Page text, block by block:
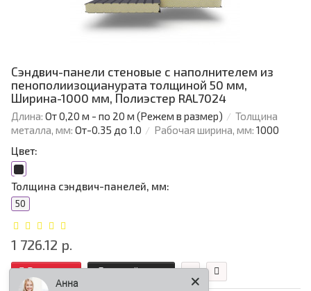
Сэндвич-панели стеновые с наполнителем из
пенополиизоцианурата толщиной 50 мм,
Ширина-1000 мм, Полиэстер RAL7024
Длина: От 0,20 м - по 20 м (Режем в размер)
Толщина
металла, мм: От-0.35 до 1.0 Рабочая ширина, мм: 1000
Цвет:
Толщина сэндвич-панелей, мм:
50
1 726.12 р.
В корзину Быстрый заказ
Анна